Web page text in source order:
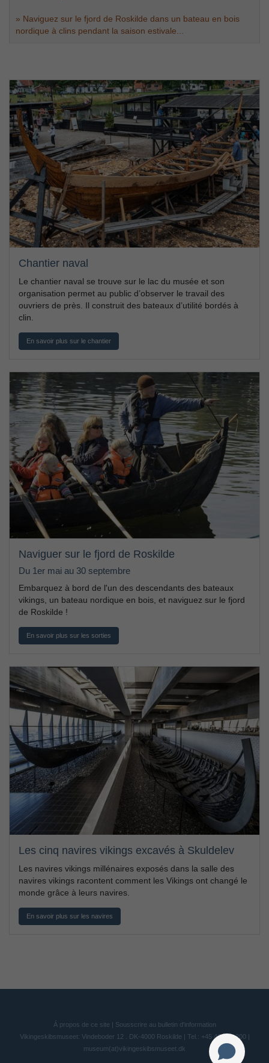
» Naviguez sur le fjord de Roskilde dans un bateau en bois
nordique à clins pendant la saison estivale...
Chantier naval
Le chantier naval se trouve sur le lac du musée et son
organisation permet au public d’observer le travail des
ouvriers de près. Il construit des bateaux d’utilité bordés à
clin.
En savoir plus sur le chantier
Naviguer sur le fjord de Roskilde
Du 1er mai au 30 septembre
Embarquez à bord de l'un des descendants des bateaux
vikings, un bateau nordique en bois, et naviguez sur le fjord
de Roskilde !
En savoir plus sur les sorties
Les cinq navires vikings excavés à Skuldelev
Les navires vikings millénaires exposés dans la salle des
navires vikings racontent comment les Vikings ont changé le
monde grâce à leurs navires.
En savoir plus sur les navires
Á propos de ce site
Sousscrire au bulletin d'information
Vikingeskibsmuseet: Vindeboder 12 . DK-4000 Roskilde | Tel.: +45 46 300 200 |
museum(at)vikingeskibsmuseet.dk